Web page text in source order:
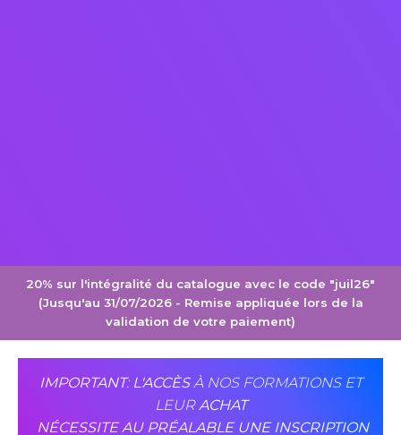
20% sur l'intégralité du catalogue avec le code "juil26"
(Jusqu'au 31/07/2026 - Remise appliquée lors de la
validation de votre paiement)
IMPORTANT: L'ACCÈSÀ NOS FORMATIONS ET
LEUR ACHAT
NÉCESSITE AU PRÉALABLE UNE INSCRIPTION